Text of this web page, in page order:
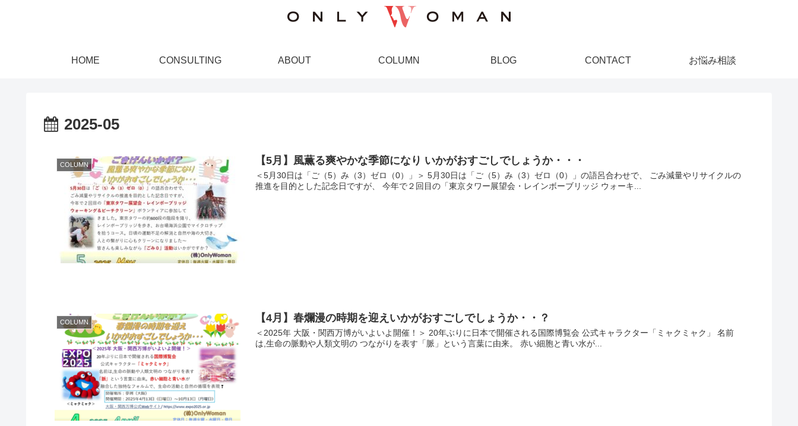
HOME CONSULTING ABOUT COLUMN BLOG CONTACT お悩み相談
2025-05
COLUMN 【5月】風薫る爽やかな季節になり いかがおすごしでしょうか・・・
＜5月30日は「ご（5）み（3）ゼロ（0）」＞ 5月30日は「ご（5）み（3）ゼロ（0）」の語呂合わせで、 ごみ減量やリサイクルの
推進を目的とした記念日ですが、 今年で２回目の「東京タワー展望会・レインボーブリッジ ウォーキ...
COLUMN 【4月】春爛漫の時期を迎えいかがおすごしでしょうか・・？
＜2025年 大阪・関西万博がいよいよ開催！＞ 20年ぶりに日本で開催される国際博覧会 公式キャラクター「ミャクミャク」 名前
は,生命の脈動や人類文明の つながりを表す「脈」という言葉に由来。 赤い細胞と青い水が...